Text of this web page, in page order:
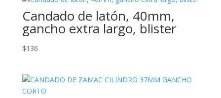
Candado de latón, 40mm,
gancho extra largo, blister
$136